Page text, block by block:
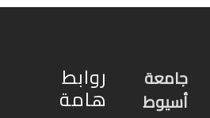
جامعة
أسيوط
روابط
هامة